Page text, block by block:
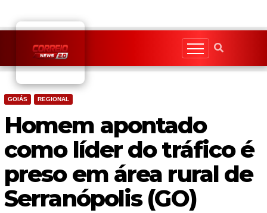
content
GOIÁS REGIONAL
Homem apontado
como líder do tráfico é
preso em área rural de
Serranópolis (GO)